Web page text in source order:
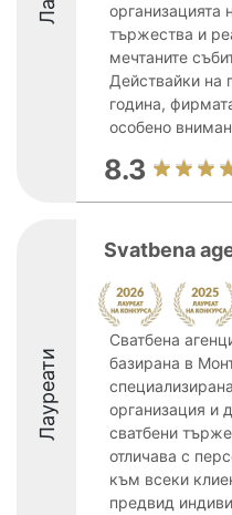
организацията
тържества и
мечтаните
Действайки на
година,
особено
8.3
Лауреати
Svatbena
Сватбена
базирана в
организация и
сватбени
отличава с
към всеки
предвид